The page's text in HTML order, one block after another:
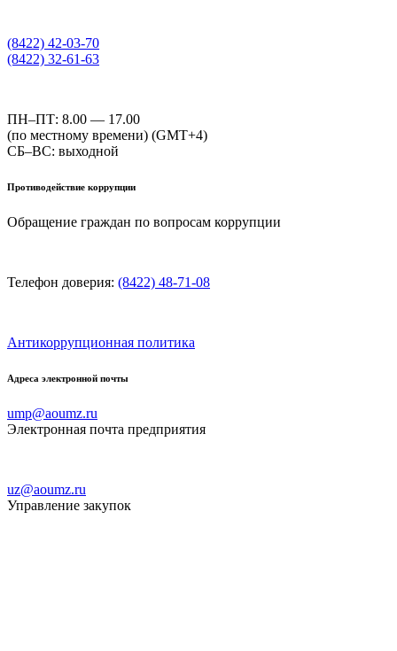
(8422) 42-03-70
(8422) 32-61-63
ПН–ПТ: 8.00 — 17.00
(по местному времени) (GMT+4)
СБ–ВС: выходной
Противодействие коррупции
Обращение граждан по вопросам коррупции
Телефон доверия: (8422) 48-71-08
Антикоррупционная политика
Адреса электронной почты
ump@aoumz.ru
Электронная почта предприятия
uz@aoumz.ru
Управление закупок